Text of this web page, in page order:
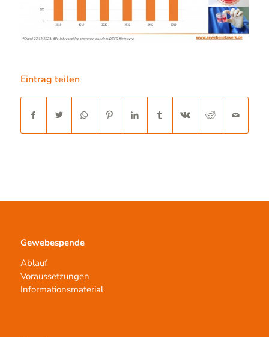
Eintrag teilen
Gewebespende
Ablauf
Voraussetzungen
Informationsmaterial